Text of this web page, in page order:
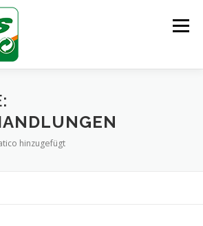
Menü
DIESEL
hinzugefügt